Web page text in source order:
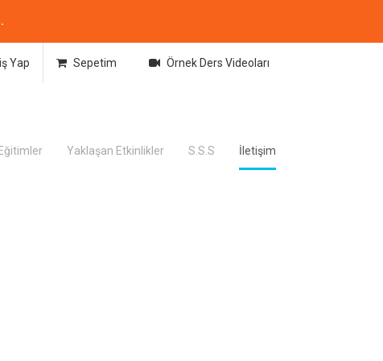
Yap Sepetim Örnek Ders Videoları
Yaklaşan Etkinlikler S.S.S İletişim